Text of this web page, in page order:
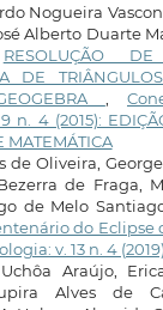
Nogueira
Alberto Duarte
RESOLUÇÃO
DE
,
n. 4 (2015):
MATEMÁTICA
de Oliveira,
de Fraga,
de Melo
do Eclipse
v. 13 n. 4
Araújo,
Alves de